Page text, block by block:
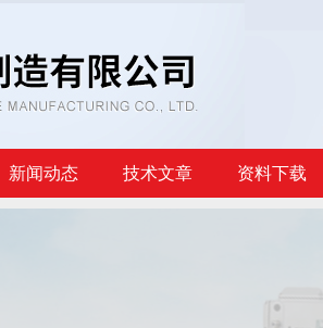
新闻动态 技术文章 资料下载